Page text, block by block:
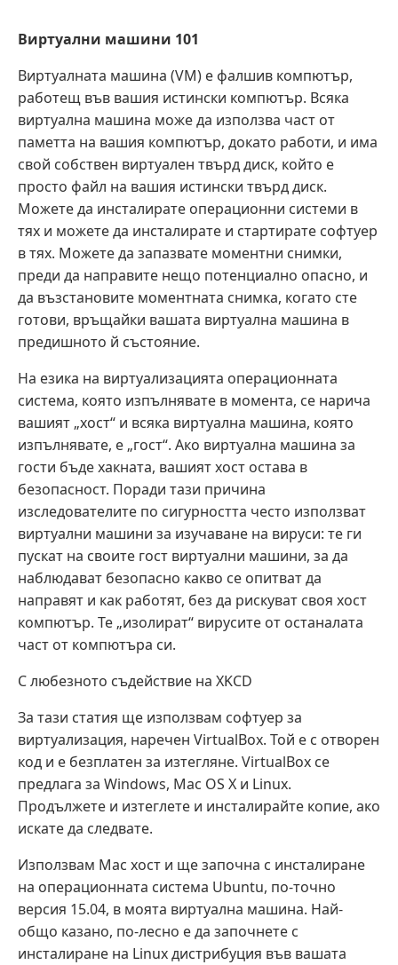
Виртуални машини 101
Виртуалната машина (VM) е фалшив компютър,
работещ във вашия истински компютър. Всяка
виртуална машина може да използва част от
паметта на вашия компютър, докато работи, и има
свой собствен виртуален твърд диск, който е
просто файл на вашия истински твърд диск.
Можете да инсталирате операционни системи в
тях и можете да инсталирате и стартирате софтуер
в тях. Можете да запазвате моментни снимки,
преди да направите нещо потенциално опасно, и
да възстановите моментната снимка, когато сте
готови, връщайки вашата виртуална машина в
предишното й състояние.
На езика на виртуализацията операционната
система, която изпълнявате в момента, се нарича
вашият „хост“ и всяка виртуална машина, която
изпълнявате, е „гост“. Ако виртуална машина за
гости бъде хакната, вашият хост остава в
безопасност. Поради тази причина
изследователите по сигурността често използват
виртуални машини за изучаване на вируси: те ги
пускат на своите гост виртуални машини, за да
наблюдават безопасно какво се опитват да
направят и как работят, без да рискуват своя хост
компютър. Те „изолират“ вирусите от останалата
част от компютъра си.
С любезното съдействие на XKCD
За тази статия ще използвам софтуер за
виртуализация, наречен VirtualBox. Той е с отворен
код и е безплатен за изтегляне. VirtualBox се
предлага за Windows, Mac OS X и Linux.
Продължете и изтеглете и инсталирайте копие, ако
искате да следвате.
Използвам Mac хост и ще започна с инсталиране
на операционната система Ubuntu, по-точно
версия 15.04, в моята виртуална машина. Най-
общо казано, по-лесно е да започнете с
инсталиране на Linux дистрибуция във вашата